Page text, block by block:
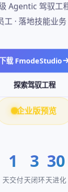
Agentic 驾驭工
· 落地技能业
载 FmodeStudio
探索驾驭工程
企业版预览
1
天交付
3
天闭环
30
天进化